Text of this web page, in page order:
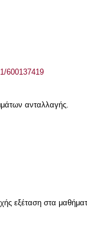
600137419
ανταλλαγής.
εξέταση στα μαθήματα